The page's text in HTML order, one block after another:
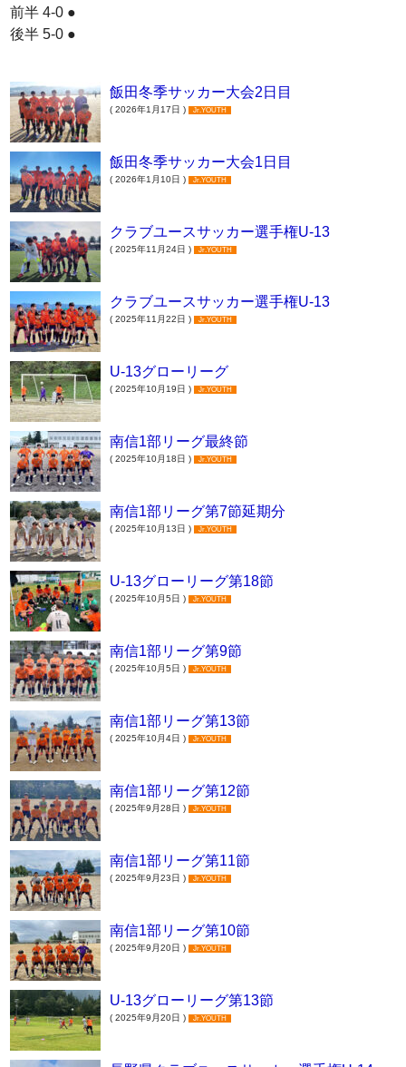
前半 4-0 ●
後半 5-0 ●
飯田冬季サッカー大会2日目
( 2026年1月17日 ) Jr.YOUTH
飯田冬季サッカー大会1日目
( 2026年1月10日 ) Jr.YOUTH
クラブユースサッカー選手権U-13
( 2025年11月24日 ) Jr.YOUTH
クラブユースサッカー選手権U-13
( 2025年11月22日 ) Jr.YOUTH
U-13グローリーグ
( 2025年10月19日 ) Jr.YOUTH
南信1部リーグ最終節
( 2025年10月18日 ) Jr.YOUTH
南信1部リーグ第7節延期分
( 2025年10月13日 ) Jr.YOUTH
U-13グローリーグ第18節
( 2025年10月5日 ) Jr.YOUTH
南信1部リーグ第9節
( 2025年10月5日 ) Jr.YOUTH
南信1部リーグ第13節
( 2025年10月4日 ) Jr.YOUTH
南信1部リーグ第12節
( 2025年9月28日 ) Jr.YOUTH
南信1部リーグ第11節
( 2025年9月23日 ) Jr.YOUTH
南信1部リーグ第10節
( 2025年9月20日 ) Jr.YOUTH
U-13グローリーグ第13節
( 2025年9月20日 ) Jr.YOUTH